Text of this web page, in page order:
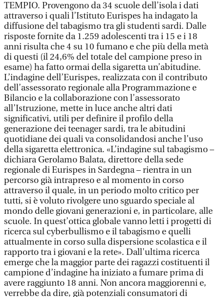
TEMPIO. Provengono da 34 scuole dell’isola i dati
attraverso i quali l’Istituto Eurispes ha indagato la
diffusione del tabagismo tra gli studenti sardi. Dalle
risposte fornite da 1.259 adolescenti tra i 15 e i 18
anni risulta che 4 su 10 fumano e che più della metà
di questi (il 24,6% del totale del campione preso in
esame) ha fatto ormai della sigaretta un’abitudine.
L’indagine dell’Eurispes, realizzata con il contributo
dell’assessorato regionale alla Programmazione e
Bilancio e la collaborazione con l’assessorato
all’Istruzione, mette in luce anche altri dati
significativi, utili per definire il profilo della
generazione dei teenager sardi, tra le abitudini
quotidiane dei quali va consolidandosi anche l’uso
della sigaretta elettronica. «L’indagine sul tabagismo –
dichiara Gerolamo Balata, direttore della sede
regionale di Eurispes in Sardegna – rientra in un
percorso già intrapreso e al momento in corso
attraverso il quale, in un periodo molto critico per
tutti, si è voluto rivolgere uno sguardo speciale al
mondo delle giovani generazioni e, in particolare, alle
scuole. In quest’ottica globale vanno letti i progetti di
ricerca sul cyberbullismo e il tabagismo e quelli
attualmente in corso sulla dispersione scolastica e il
rapporto tra i giovani e la rete». Dall'ultima ricerca
emerge che la maggior parte dei ragazzi costituenti il
campione d’indagine ha iniziato a fumare prima di
avere raggiunto 18 anni. Non ancora maggiorenni e,
verrebbe da dire, già potenziali consumatori di